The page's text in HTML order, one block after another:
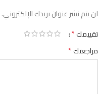
لن يتم نشر عنوان بريدك الإلكتروني.
تقييمك*
مراجعتك*